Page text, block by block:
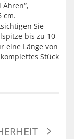
cm.
Sie
bis zu 10
eine Länge von
Stück